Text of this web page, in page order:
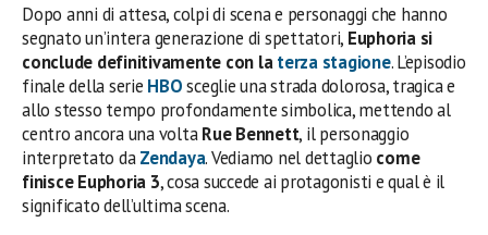
Dopo anni di attesa, colpi di scena e personaggi che hanno
segnato un’intera generazione di spettatori, Euphoria si
conclude definitivamente con laterza stagione. L’episodio
finale della serie HBOsceglie una strada dolorosa, tragica e
allo stesso tempo profondamente simbolica, mettendo al
centro ancora una voltaRue Bennett, il personaggio
interpretato daZendaya. Vediamo nel dettaglio come
finisce Euphoria 3, cosa succede ai protagonisti e qual è il
significato dell’ultima scena.